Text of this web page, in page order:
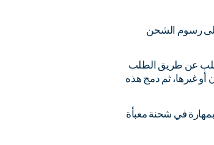
كبير يصل إلى 80% على رسوم الشحن
طلب عن طريق الطلب
أو غيرها، ثم دمج هذه
في شحنة معبأة